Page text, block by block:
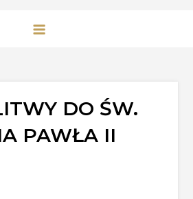
DO ŚW.
PAWŁA II